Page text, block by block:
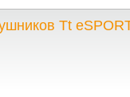
Tt